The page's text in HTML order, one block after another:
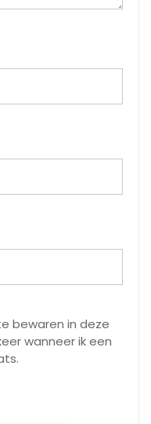
bewaren in deze
wanneer ik een